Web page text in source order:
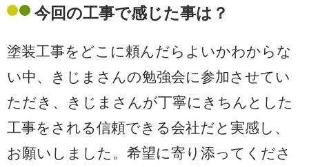
今回の工事で感じた事は？
塗装工事をどこに頼んだらよいかわからな
い中、きじまさんの勉強会に参加させてい
ただき、きじまさんが丁寧にきちんとした
工事をされる信頼できる会社だと実感し、
お願いしました。希望に寄り添ってくださ